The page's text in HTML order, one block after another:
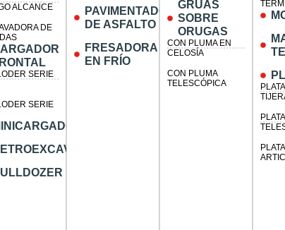
ALCANCE
DE
SERIE
SERIE
PAVIMENTADORA
DE ASFALTO
FRESADORA
EN FRÍO
GRÚAS
SOBRE
ORUGAS
CON PLUMA EN
CELOSÍA
CON PLUMA
TELESCÓPICA